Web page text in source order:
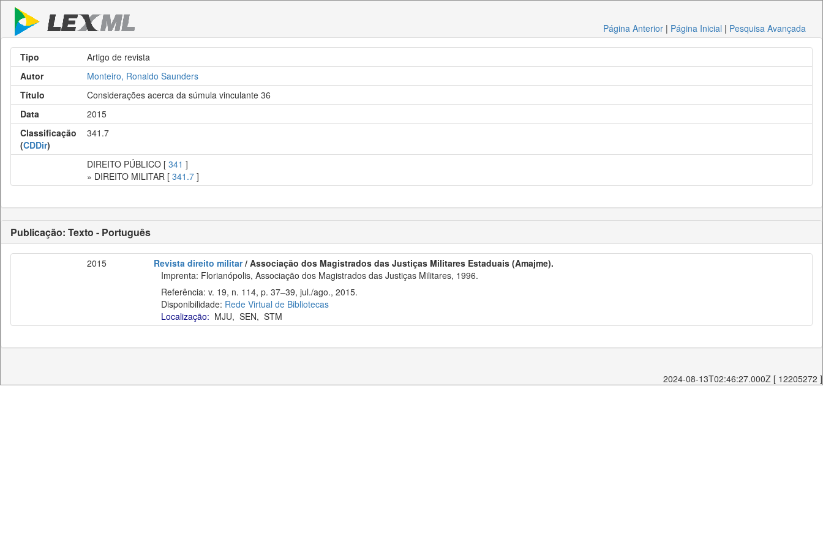
Página Anterior | Página Inicial | Pesquisa Avançada
Tipo
Artigo de revista
Autor
Monteiro, Ronaldo Saunders
Título
Considerações acerca da súmula vinculante 36
Data
2015
Classificação
(CDDir)
341.7
DIREITO PÚBLICO [ 341 ]
» DIREITO MILITAR [ 341.7 ]
Publicação: Texto - Português
2015 Revista direito militar/ Associação dos Magistrados das Justiças Militares Estaduais (Amajme).
Imprenta: Florianópolis, Associação dos Magistrados das Justiças Militares, 1996.
Referência: v. 19, n. 114, p. 37–39, jul./ago., 2015.
Disponibilidade: Rede Virtual de Bibliotecas
Localização: MJU, SEN, STM
2024-08-13T02:46:27.000Z [ 12205272 ]